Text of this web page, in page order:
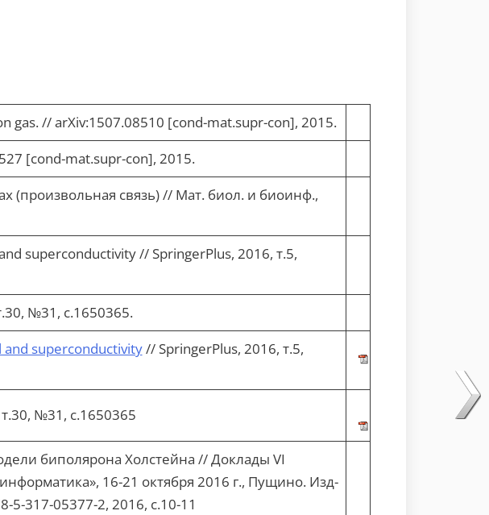
gas. // arXiv:1507.08510 [cond-mat.supr-con], 2015.
[cond-mat.supr-con], 2015.
(произвольная связь) // Мат. биол. и биоинф.,
superconductivity // SpringerPlus, 2016, т.5,
№31, с.1650365.
superconductivity// SpringerPlus, 2016, т.5,
№31, с.1650365
биполярона Холстейна // Доклады VI
16-21 октября 2016 г., Пущино. Изд-
317-05377-2, 2016, с.10-11